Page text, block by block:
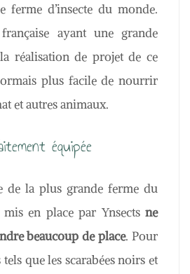
ferme d’insecte du monde.
ayant une grande
réalisation de projet de ce
plus facile de nourrir
et autres animaux.
équipée
de la plus grande ferme du
en place par Ynsects ne
beaucoup de place. Pour
tels que les scarabées noirs et